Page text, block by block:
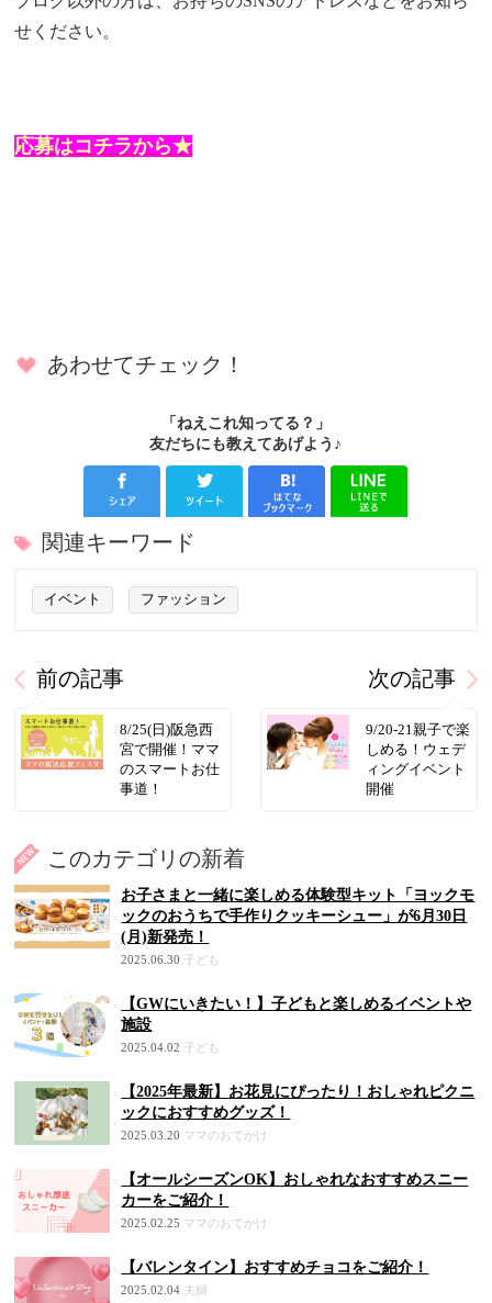
せください。
応募はコチラから★
あわせてチェック！
「ねえこれ知ってる？」
友だちにも教えてあげよう♪
関連キーワード
イベント ファッション
前の記事
8/25(日)阪急西
宮で開催！ママ
のスマートお仕
事道！
次の記事
9/20-21親子で楽
しめる！ウェデ
ィングイベント
開催
このカテゴリの新着
お子さまと一緒に楽しめる体験型キット「ヨックモ
ックのおうちで手作りクッキーシュー」が6月30日
(月)新発売！
2025.06.30 子ども
【GWにいきたい！】子どもと楽しめるイベントや
施設
2025.04.02 子ども
【2025年最新】お花見にぴったり！おしゃれピクニ
ックにおすすめグッズ！
2025.03.20 ママのおでかけ
【オールシーズンOK】おしゃれなおすすめスニー
カーをご紹介！
2025.02.25 ママのおでかけ
【バレンタイン】おすすめチョコをご紹介！
2025.02.04 夫婦